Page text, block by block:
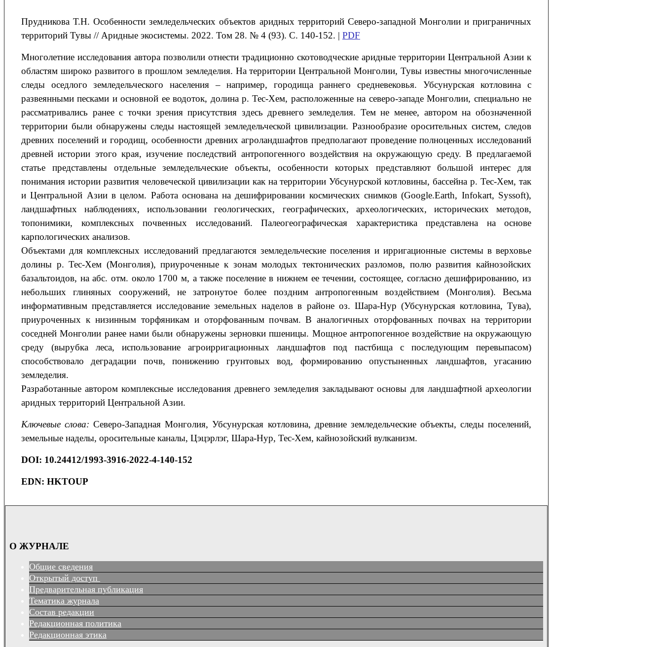
Прудникова Т.Н. Особенности земледельческих объектов аридных территорий Северо-западной Монголии и приграничных
территорий Тувы // Аридные экосистемы. 2022. Том 28. № 4 (93). С. 140-152. | PDF
Многолетние исследования автора позволили отнести традиционно скотоводческие аридные территории Центральной Азии к
областям широко развитого в прошлом земледелия. На территории Центральной Монголии, Тувы известны многочисленные
следы оседлого земледельческого населения – например, городища раннего средневековья. Убсунурская котловина с
развеянными песками и основной ее водоток, долина р. Тес-Хем, расположенные на северо-западе Монголии, специально не
рассматривались ранее с точки зрения присутствия здесь древнего земледелия. Тем не менее, автором на обозначенной
территории были обнаружены следы настоящей земледельческой цивилизации. Разнообразие оросительных систем, следов
древних поселений и городищ, особенности древних агроландшафтов предполагают проведение полноценных исследований
древней истории этого края, изучение последствий антропогенного воздействия на окружающую среду. В предлагаемой
статье представлены отдельные земледельческие объекты, особенности которых представляют большой интерес для
понимания истории развития человеческой цивилизации как на территории Убсунурской котловины, бассейна р. Тес-Хем, так
и Центральной Азии в целом. Работа основана на дешифрировании космических снимков (Google.Earth, Infokart, Syssoft),
ландшафтных наблюдениях, использовании геологических, географических, археологических, исторических методов,
топонимики, комплексных почвенных исследований. Палеогеографическая характеристика представлена на основе
карпологических анализов.
Объектами для комплексных исследований предлагаются земледельческие поселения и ирригационные системы в верховье
долины р. Тес-Хем (Монголия), приуроченные к зонам молодых тектонических разломов, полю развития кайнозойских
базальтоидов, на абс. отм. около 1700 м, а также поселение в нижнем ее течении, состоящее, согласно дешифрированию, из
небольших глиняных сооружений, не затронутое более поздним антропогенным воздействием (Монголия). Весьма
информативным представляется исследование земельных наделов в районе оз. Шара-Нур (Убсунурская котловина, Тува),
приуроченных к низинным торфяникам и оторфованным почвам. В аналогичных оторфованных почвах на территории
соседней Монголии ранее нами были обнаружены зерновки пшеницы. Мощное антропогенное воздействие на окружающую
среду (вырубка леса, использование агроирригационных ландшафтов под пастбища с последующим перевыпасом)
способствовало деградации почв, понижению грунтовых вод, формированию опустыненных ландшафтов, угасанию
земледелия.
Разработанные автором комплексные исследования древнего земледелия закладывают основы для ландшафтной археологии
аридных территорий Центральной Азии.
Ключевые слова: Северо-Западная Монголия, Убсунурская котловина, древние земледельческие объекты, следы поселений,
земельные наделы, оросительные каналы, Цэцэрлэг, Шара-Нур, Тес-Хем, кайнозойский вулканизм.
DOI: 10.24412/1993-3916-2022-4-140-152
EDN: HKTOUP
О ЖУРНАЛЕ
Общие сведения
Открытый доступ
Предварительная публикация
Тематика журнала
Состав редакции
Редакционная политика
Редакционная этика